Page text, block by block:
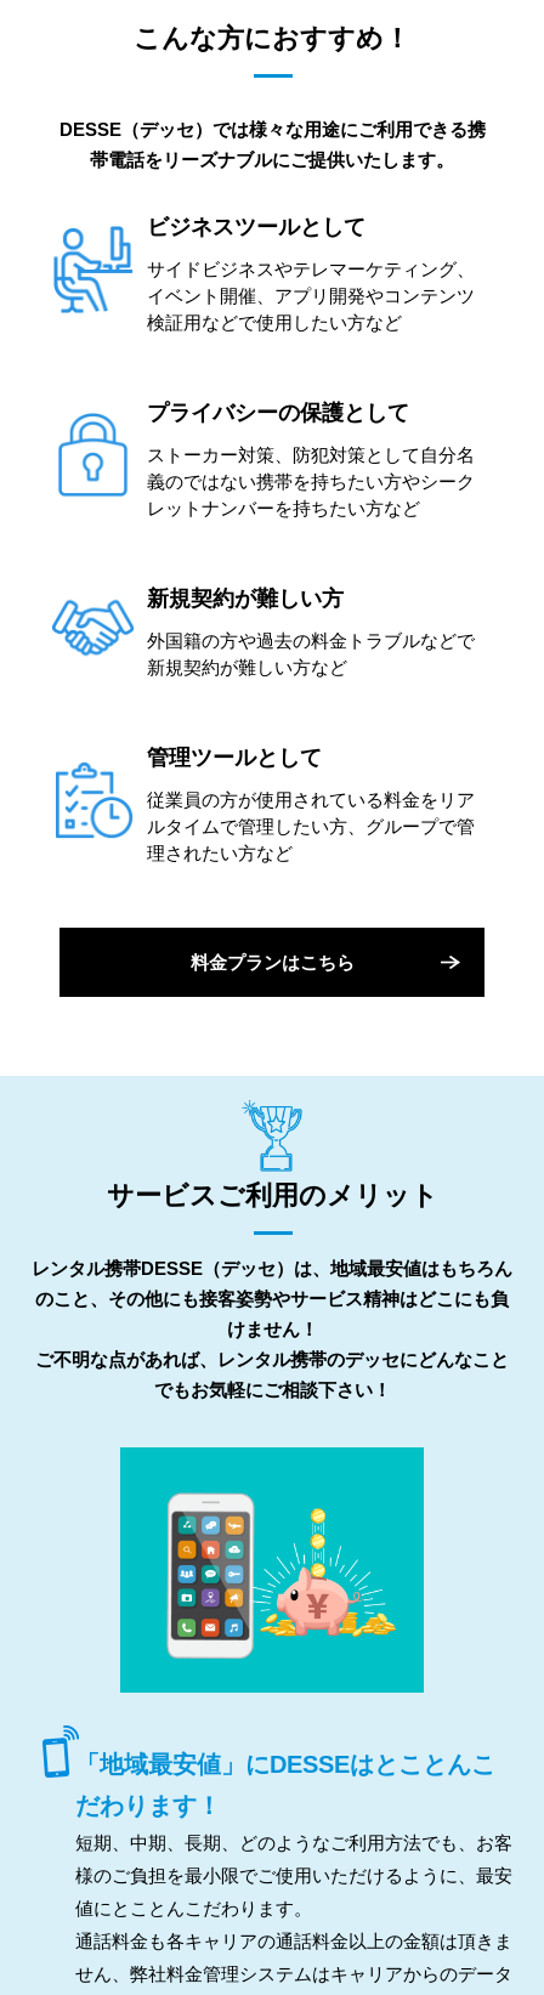
こんな方におすすめ！
DESSE（デッセ）では様々な用途にご利用できる携
帯電話をリーズナブルにご提供いたします。
ビジネスツールとして
サイドビジネスやテレマーケティング、
イベント開催、アプリ開発やコンテンツ
検証用などで使用したい方など
プライバシーの保護として
ストーカー対策、防犯対策として自分名
義のではない携帯を持ちたい方やシーク
レットナンバーを持ちたい方など
新規契約が難しい方
外国籍の方や過去の料金トラブルなどで
新規契約が難しい方など
管理ツールとして
従業員の方が使用されている料金をリア
ルタイムで管理したい方、グループで管
理されたい方など
料金プランはこちら
サービスご利用のメリット
レンタル携帯DESSE（デッセ）は、地域最安値はもちろん
のこと、その他にも接客姿勢やサービス精神はどこにも負
けません！
ご不明な点があれば、レンタル携帯のデッセにどんなこと
でもお気軽にご相談下さい！
「地域最安値」にDESSEはとことんこ
だわります！
短期、中期、長期、どのようなご利用方法でも、お客
様のご負担を最小限でご使用いただけるように、最安
値にとことんこだわります。
通話料金も各キャリアの通話料金以上の金額は頂きま
せん、弊社料金管理システムはキャリアからのデータ